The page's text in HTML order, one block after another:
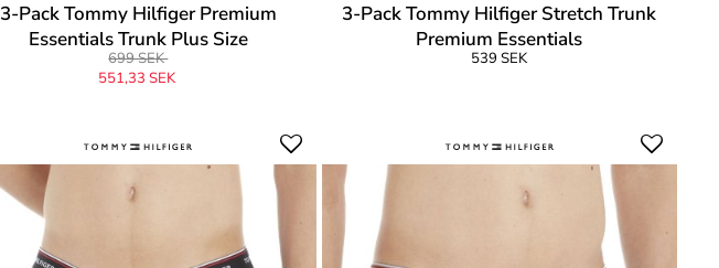
3-Pack Tommy Hilfiger Premium
Essentials Trunk Plus Size
699 SEK
551,33 SEK
3-Pack Tommy Hilfiger Stretch Trunk
Premium Essentials
539 SEK